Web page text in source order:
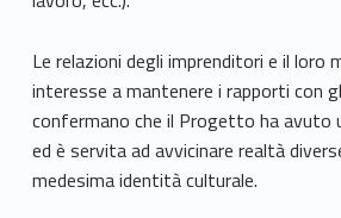
Le relazioni degli imprenditori e il loro
interesse a mantenere i rapporti con
confermano che il Progetto ha
ed è servita ad avvicinare realtà
medesima identità culturale.